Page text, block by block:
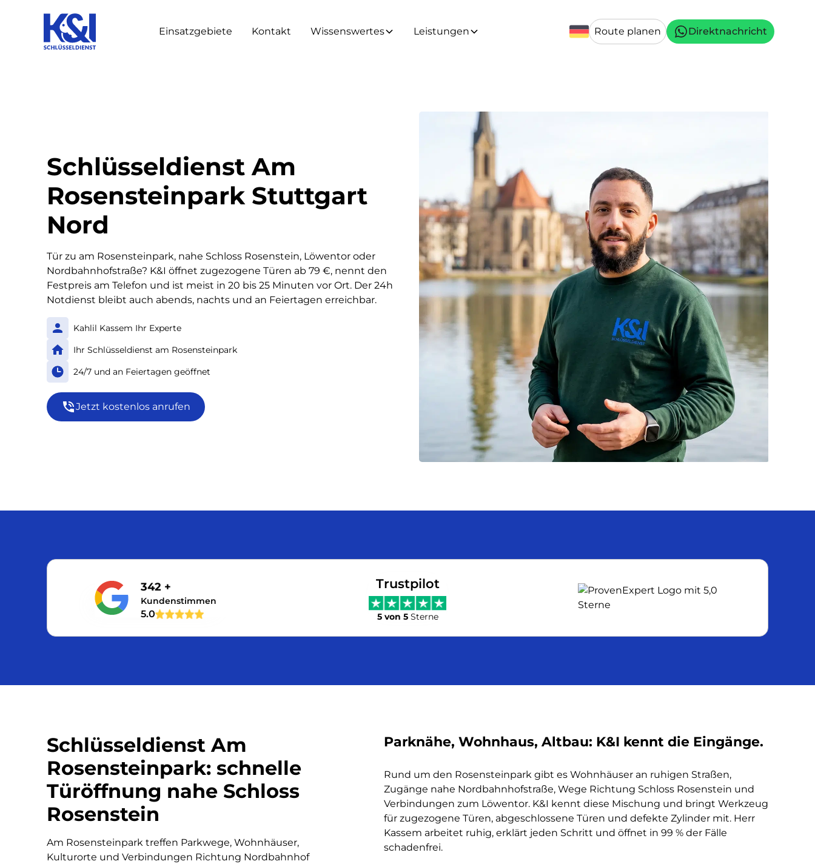
Einsatzgebiete Kontakt Wissenswertes Leistungen Route planen Direktnachricht
Schlüsseldienst Am
Rosensteinpark Stuttgart
Nord
Tür zu am Rosensteinpark, nahe Schloss Rosenstein, Löwentor oder
Nordbahnhofstraße? K&I öffnet zugezogene Türen ab 79 €, nennt den
Festpreis am Telefon und ist meist in 20 bis 25 Minuten vor Ort. Der 24h
Notdienst bleibt auch abends, nachts und an Feiertagen erreichbar.
Kahlil Kassem Ihr Experte
Ihr Schlüsseldienst am Rosensteinpark
24/7 und an Feiertagen geöffnet
Jetzt kostenlos anrufen
342 +
Kundenstimmen
5.0
Trustpilot
5 von 5 Sterne
Schlüsseldienst Am
Rosensteinpark: schnelle
Türöffnung nahe Schloss
Rosenstein
Am Rosensteinpark treffen Parkwege, Wohnhäuser,
Kulturorte und Verbindungen Richtung Nordbahnhof
Parknähe, Wohnhaus, Altbau: K&I kennt die Eingänge.
Rund um den Rosensteinpark gibt es Wohnhäuser an ruhigen Straßen,
Zugänge nahe Nordbahnhofstraße, Wege Richtung Schloss Rosenstein und
Verbindungen zum Löwentor. K&I kennt diese Mischung und bringt Werkzeug
für zugezogene Türen, abgeschlossene Türen und defekte Zylinder mit. Herr
Kassem arbeitet ruhig, erklärt jeden Schritt und öffnet in 99 % der Fälle
schadenfrei.